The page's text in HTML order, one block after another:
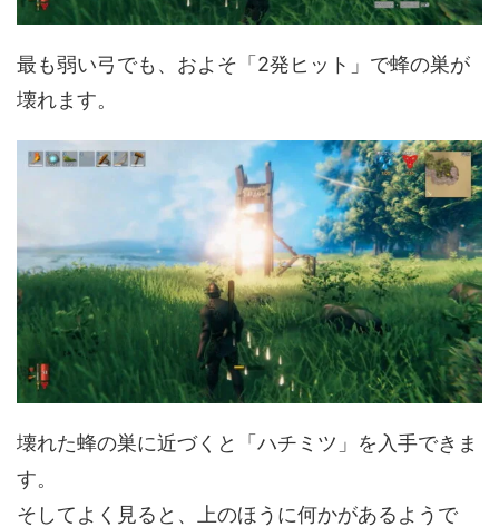
最も弱い弓でも、およそ「2発ヒット」で蜂の巣が
壊れます。
壊れた蜂の巣に近づくと「ハチミツ」を入手できま
す。
そしてよく見ると、上のほうに何かがあるようで